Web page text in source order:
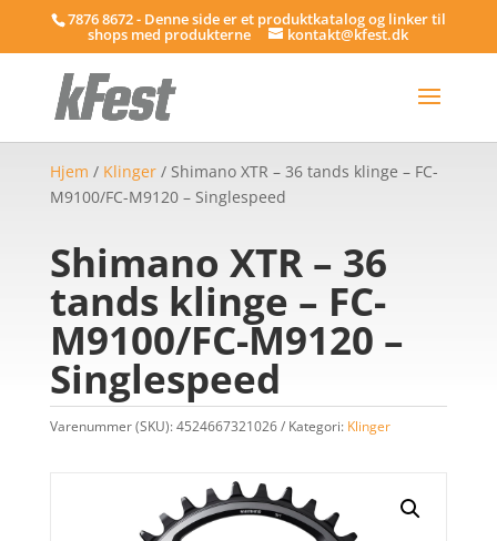
7876 8672 - Denne side er et produktkatalog og linker til
shops med produkterne kontakt@kfest.dk
Hjem / Klinger/ Shimano XTR – 36 tands klinge – FC-
M9100/FC-M9120 – Singlespeed
Shimano XTR – 36
tands klinge – FC-
M9100/FC-M9120 –
Singlespeed
Varenummer (SKU):4524667321026 Kategori: Klinger